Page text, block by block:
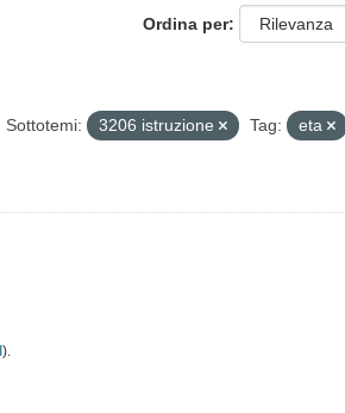
Ordina per
Sottotemi: 3206 istruzione Tag: eta
).